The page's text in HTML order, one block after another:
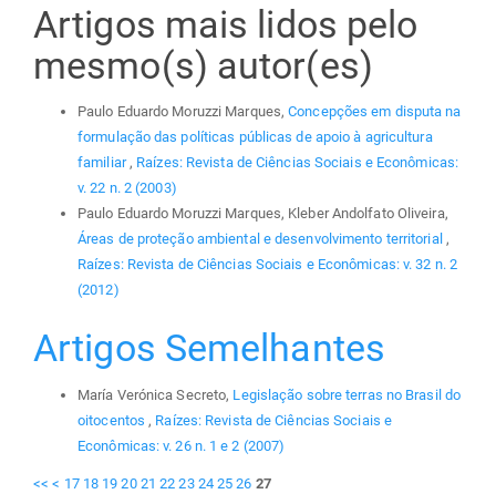
Artigos mais lidos pelo
mesmo(s) autor(es)
Paulo Eduardo Moruzzi Marques,Concepções em disputa na
formulação das políticas públicas de apoio à agricultura
familiar, Raízes: Revista de Ciências Sociais e Econômicas:
v. 22 n. 2 (2003)
Paulo Eduardo Moruzzi Marques, Kleber Andolfato Oliveira,
Áreas de proteção ambiental e desenvolvimento territorial ,
Raízes: Revista de Ciências Sociais e Econômicas: v. 32 n. 2
(2012)
Artigos Semelhantes
María Verónica Secreto, Legislação sobre terras no Brasil do
oitocentos , Raízes: Revista de Ciências Sociais e
Econômicas: v. 26 n. 1 e 2 (2007)
<< < 17 18 19 20 21 22 23 24 25 26 27